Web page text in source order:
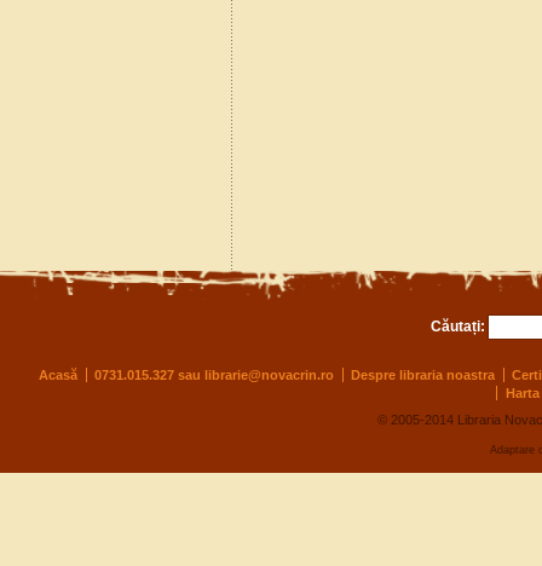
Căutați:
Acasă 0731.015.327 sau librarie@novacrin.ro Despre libraria noastra
© 2005-2014 Libraria
Adaptare